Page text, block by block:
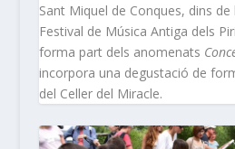
Sant Miquel de Conques, dins
Festival de Música Antiga dels
forma part dels anomenats
incorpora una degustació de
del Celler del Miracle.